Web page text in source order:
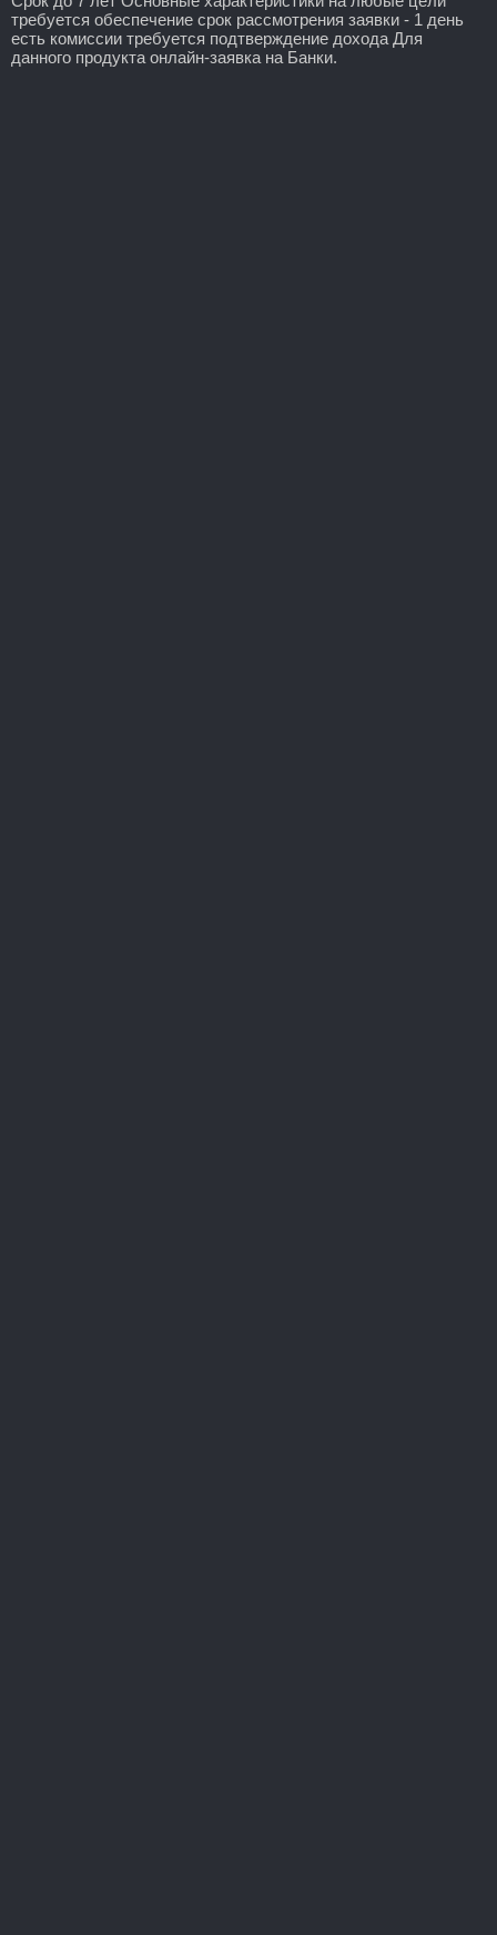
требуется обеспечение срок рассмотрения заявки - 1 день
есть комиссии требуется подтверждение дохода Для
данного продукта онлайн-заявка на Банки.